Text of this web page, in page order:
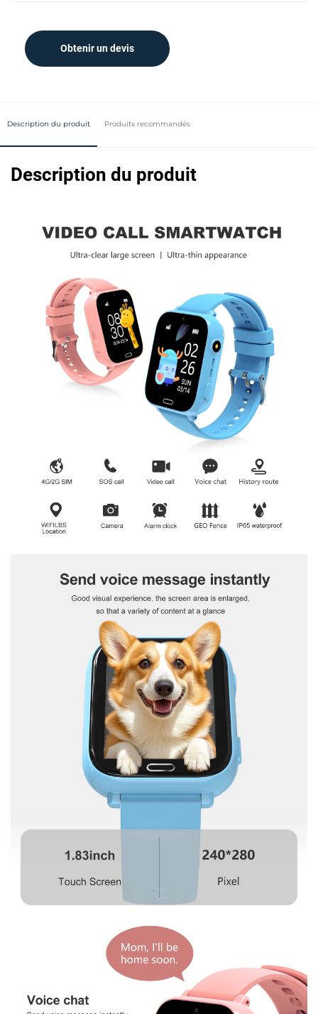
Obtenir un devis
Description du produit Produits recommandés
Description du produit